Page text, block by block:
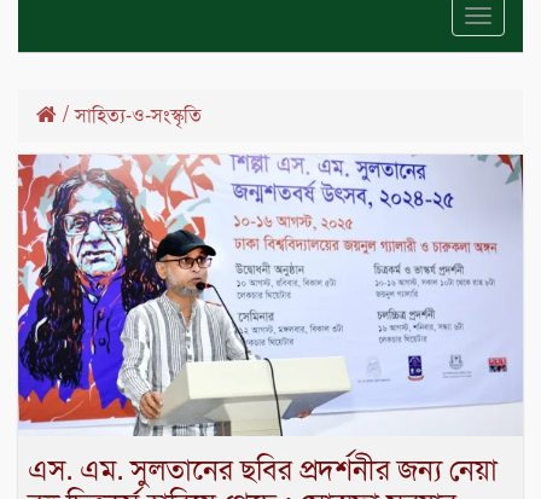
Toggle
/সাহিত্য-ও-সংস্কৃতি
এস. এম. সুলতানের ছবির প্রদর্শনীর জন্য নেয়া